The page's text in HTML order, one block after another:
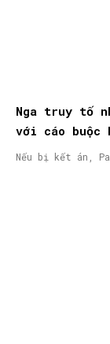
Nga truy tố
với cáo
nã quốc tế
Nếu bị kết án,